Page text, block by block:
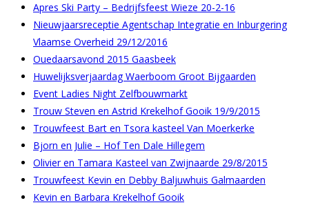
Apres Ski Party – Bedrijfsfeest Wieze 20-2-16
Nieuwjaarsreceptie Agentschap Integratie en Inburgering
Vlaamse Overheid 29/12/2016
Ouedaarsavond 2015 Gaasbeek
Huwelijksverjaardag Waerboom Groot Bijgaarden
Event Ladies Night Zelfbouwmarkt
Trouw Steven en Astrid Krekelhof Gooik 19/9/2015
Trouwfeest Bart en Tsora kasteel Van Moerkerke
Bjorn en Julie – Hof Ten Dale Hillegem
Olivier en Tamara Kasteel van Zwijnaarde 29/8/2015
Trouwfeest Kevin en Debby Baljuwhuis Galmaarden
Kevin en Barbara Krekelhof Gooik